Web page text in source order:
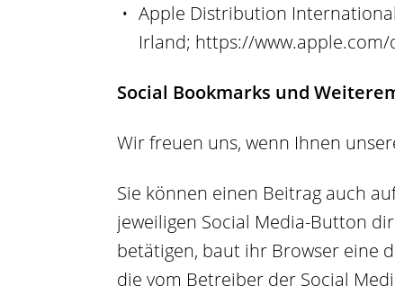
Apple Distribution
Irland; https://
Social Bookmarks und
Wir freuen uns, wenn Ihnen
Sie können einen Beitrag auch
jeweiligen Social Media-Button
betätigen, baut ihr Browser eine
die vom Betreiber der Social